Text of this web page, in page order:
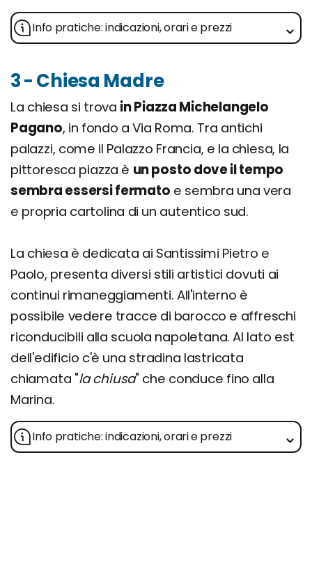
Info pratiche: indicazioni, orari e prezzi
3 - Chiesa Madre
La chiesa si trova in Piazza Michelangelo
Pagano, in fondo a Via Roma. Tra antichi
palazzi, come il Palazzo Francia, e la chiesa, la
pittoresca piazza è un posto dove il tempo
sembra essersi fermato e sembra una vera
e propria cartolina di un autentico sud.
La chiesa è dedicata ai Santissimi Pietro e
Paolo, presenta diversi stili artistici dovuti ai
continui rimaneggiamenti. All'interno è
possibile vedere tracce di barocco e affreschi
riconducibili alla scuola napoletana. Al lato est
dell'edificio c'è una stradina lastricata
chiamata "la chiusa" che conduce fino alla
Marina.
Info pratiche: indicazioni, orari e prezzi